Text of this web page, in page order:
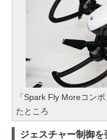
「Spark Fly Moreコン
たところ
ジェスチャー制御を